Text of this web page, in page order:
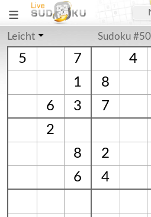
Leicht Sudoku
5 7
4
1
8
6
3 7
2
8
2
6
4